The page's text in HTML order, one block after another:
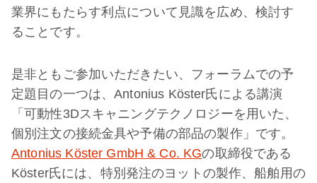
業界にもたらす利点について見識を広め、検討す
ることです。
是非ともご参加いただきたい、フォーラムでの予
定題目の一つは、Antonius Köster氏による講演
「可動性3Dスキャニングテクノロジーを用いた、
個別注文の接続金具や予備の部品の製作」です。
Antonius Köster GmbH & Co. KGの取締役である
Köster氏には、特別発注のヨットの製作、船舶用の